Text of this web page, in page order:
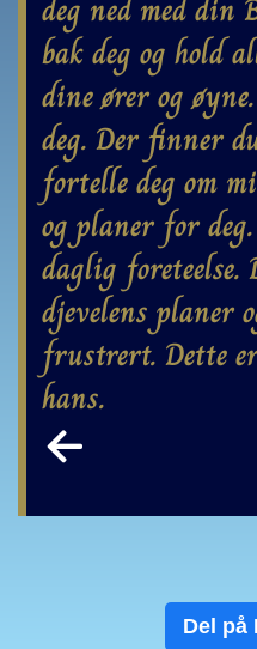
deg ned med din
bak deg og hold
dine ører og
deg. Der finner
fortelle deg om
og planer for
daglig
djevelens planer
frustrert. Dette
hans.
←
Del på